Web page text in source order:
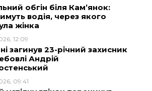
e
r
a
t
обгін біля Кам’янок:
водія, через якого
жінка
12:09
загинув 23-річний захисник
Андрій
09:41